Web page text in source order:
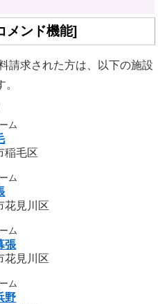
ンド機能]
請求された方は、以下の施設
ム
稲毛区
ム
見川区
ム
張
見川区
ム
野